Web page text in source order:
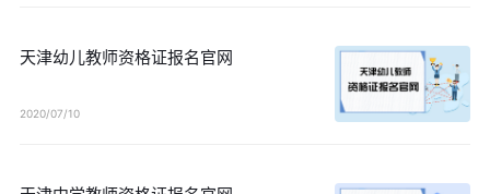
天津幼儿教师资格证报名官网
2020/07/10